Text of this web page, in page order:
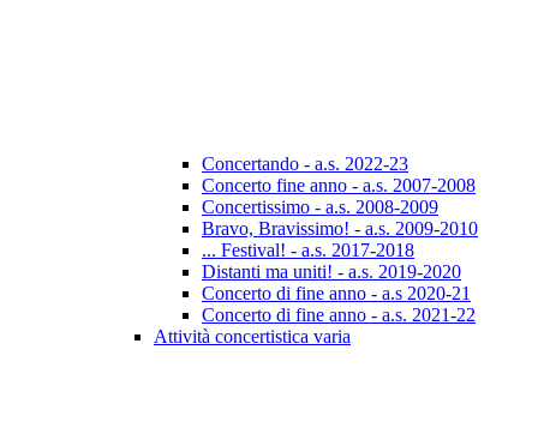
Concertando - a.s. 2022-23
Concerto fine anno - a.s. 2007-2008
Concertissimo - a.s. 2008-2009
Bravo, Bravissimo! - a.s. 2009-2010
... Festival! - a.s. 2017-2018
Distanti ma uniti! - a.s. 2019-2020
Concerto di fine anno - a.s 2020-21
Concerto di fine anno - a.s. 2021-22
Attività concertistica varia